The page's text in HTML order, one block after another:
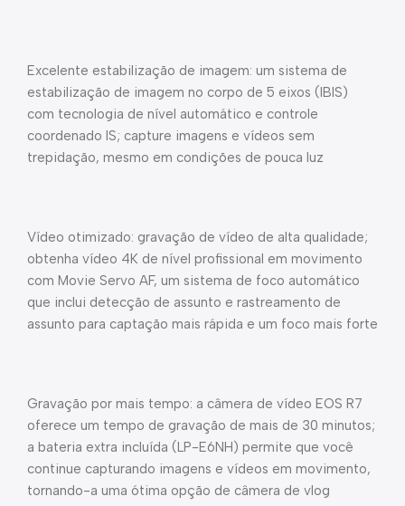
Excelente estabilização de imagem: um sistema de
estabilização de imagem no corpo de 5 eixos (IBIS)
com tecnologia de nível automático e controle
coordenado IS; capture imagens e vídeos sem
trepidação, mesmo em condições de pouca luz
Vídeo otimizado: gravação de vídeo de alta qualidade;
obtenha vídeo 4K de nível profissional em movimento
com Movie Servo AF, um sistema de foco automático
que inclui detecção de assunto e rastreamento de
assunto para captação mais rápida e um foco mais forte
Gravação por mais tempo: a câmera de vídeo EOS R7
oferece um tempo de gravação de mais de 30 minutos;
a bateria extra incluída (LP-E6NH) permite que você
continue capturando imagens e vídeos em movimento,
tornando-a uma ótima opção de câmera de vlog